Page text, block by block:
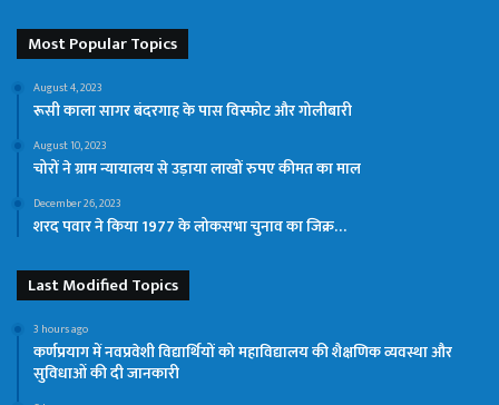
Most Popular Topics
August 4, 2023
रूसी काला सागर बंदरगाह के पास विस्फोट और गोलीबारी
August 10, 2023
चोरों ने ग्राम न्यायालय से उड़ाया लाखों रुपए कीमत का माल
December 26, 2023
शरद पवार ने किया 1977 के लोकसभा चुनाव का जिक्र…
Last Modified Topics
3 hours ago
कर्णप्रयाग में नवप्रवेशी विद्यार्थियों को महाविद्यालय की शैक्षणिक व्यवस्था और
सुविधाओं की दी जानकारी